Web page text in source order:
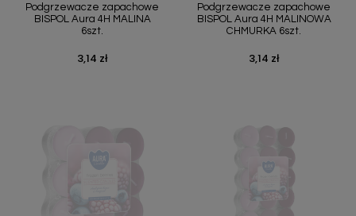
Podgrzewacze zapachowe
BISPOL Aura 4H MALINA
6szt.
Cena
3,14 zł
Podgrzewacze zapachowe
BISPOL Aura 4H MALINOWA
CHMURKA 6szt.
Cena
3,14 zł